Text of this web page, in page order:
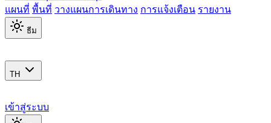
แผนที่ พื้นที่ วางแผนการเดินทาง การแจ้งเตือน รายงาน
ธีม
TH
เข้าสู่ระบบ